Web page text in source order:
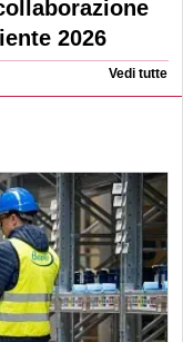
2026
Vedi tutte